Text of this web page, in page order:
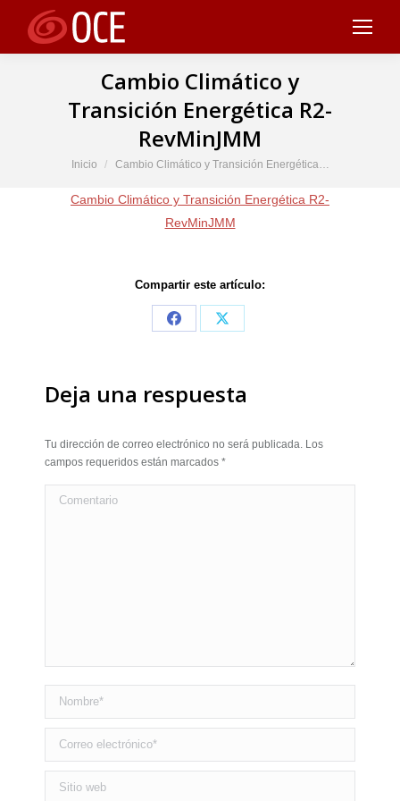
Cambio Climático y
Transición Energética R2-
RevMinJMM
Estás aquí:
Inicio Cambio Climático y Transición Energética…
Cambio Climático y Transición Energética R2-
RevMinJMM
Compartir este artículo:
Share
Share
Deja una respuesta
Tu dirección de correo electrónico no será publicada. Los
campos requeridos están marcados *
Comentario
Nombre *
Correo electrónico *
Sitio web